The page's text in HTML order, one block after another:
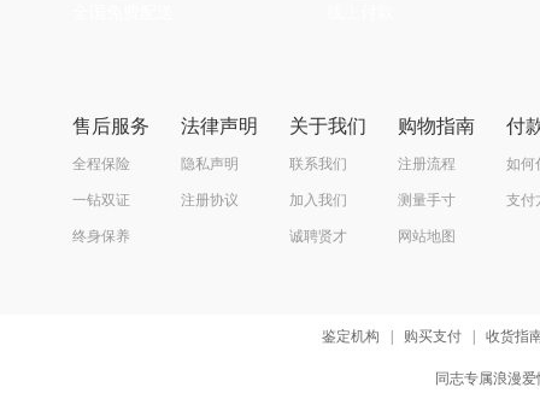
售后服务
全程保险
一钻双证
终身保养
法律声明
隐私声明
注册协议
关于我们
联系我们
加入我们
诚聘贤才
购物指南
注册流程
测量手寸
网站地图
付
如何
支付
鉴定机构 购买支付 收货指
同志专属浪漫